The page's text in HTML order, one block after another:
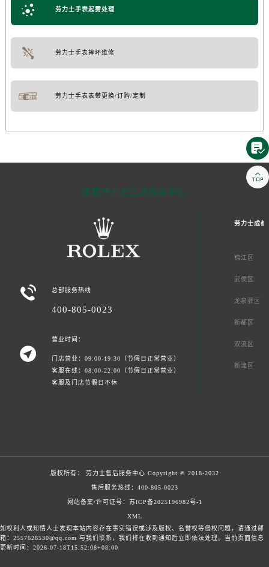
劳力士手表起雾处理
劳力士手表摔坏维修
劳力士手表表带更换/订购/定制
成都劳力士售后服务中心
 总部服务热线
400-805-0023

营业时间：
门店营业：09:00-19:30（节假日正常营业）
客服在线：08:00-22:00（节假日正常营业）
客服及门店节假日不休
劳力士成都
锦江区
武侯区
龙泉驿区
新都区
双流区
新津区
版权所有： 劳力士售后服务中心 Copyright © 2018-2032
售后服务热线： 400-805-0023
网站备案/许可证号：苏ICP备2025196982号-1
XML
如权利人或知情人士发现本站内容存在事实错误或涉及版权、名誉权等侵权问题，请通过邮
箱：2557628530@qq.com 与我们联系，我们将在收到通知后立即依法处理。当前页面信息
更新时间：2026-07-18T15:52:08+08:00

